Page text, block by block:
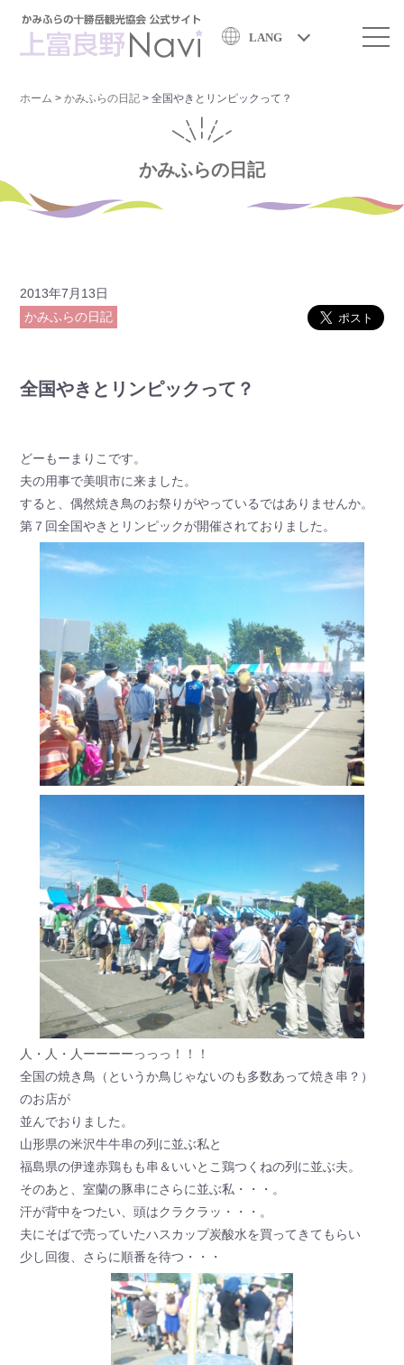
LANG
ホーム >かみふらの日記 >全国やきとリンピックって？
かみふらの日記
2013年7月13日
かみふらの日記
全国やきとリンピックって？
どーもーまりこです。
夫の用事で美唄市に来ました。
すると、偶然焼き鳥のお祭りがやっているではありませんか。
第７回全国やきとリンピックが開催されておりました。
人・人・人ーーーーっっっ！！！
全国の焼き鳥（というか鳥じゃないのも多数あって焼き串？）
のお店が
並んでおりました。
山形県の米沢牛牛串の列に並ぶ私と
福島県の伊達赤鶏もも串＆いいとこ鶏つくねの列に並ぶ夫。
そのあと、室蘭の豚串にさらに並ぶ私・・・。
汗が背中をつたい、頭はクラクラッ・・・。
夫にそばで売っていたハスカップ炭酸水を買ってきてもらい
少し回復、さらに順番を待つ・・・